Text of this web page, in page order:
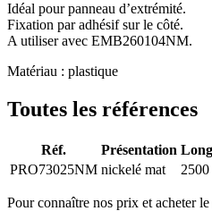
Idéal pour panneau d’extrémité.
Fixation par adhésif sur le côté.
A utiliser avec EMB260104NM.
Matériau : plastique
Toutes les références
Réf. Présentation
PRO73025NM nickelé mat 2500
Pour connaître nos prix et acheter